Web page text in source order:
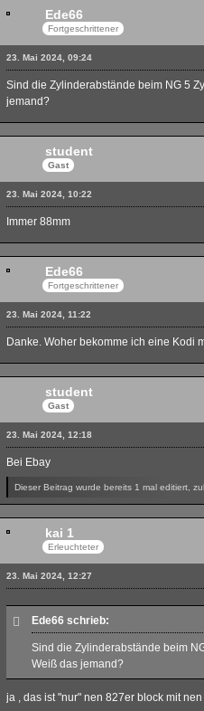
Ede66
Fortgeschrittener
23. Mai 2024, 09:24
Sind die Zylinderabstände beim NG 5
jemand?
student
Gast
23. Mai 2024, 10:22
Immer 88mm
Ede66
Fortgeschrittener
23. Mai 2024, 11:22
Danke. Woher bekomme ich eine Kodi
student
Gast
23. Mai 2024, 12:18
Bei Ebay
Dieser Beitrag wurde bereits 1 mal editiert,
kai 1
Erleuchteter
23. Mai 2024, 12:27
Ede66 schrieb:
Sind die Zylinderabstände beim
Weiß das jemand?
ja , das ist "nur" nen 827er block mit